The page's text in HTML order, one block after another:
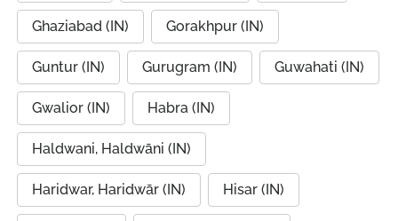
Ghaziabad (IN) Gorakhpur (IN)
Guntur (IN) Gurugram (IN) Guwahati (IN)
Gwalior (IN) Habra (IN)
Haldwani, Haldwāni (IN)
Haridwar, Haridwār (IN) Hisar (IN)